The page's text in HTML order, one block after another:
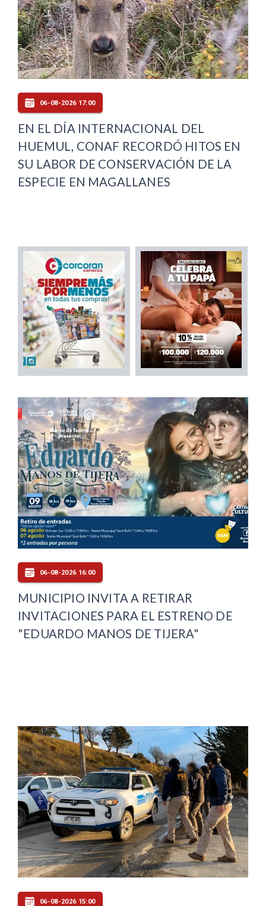
06-08-2026 17:00
EN EL DÍA INTERNACIONAL DEL
HUEMUL, CONAF RECORDÓ HITOS EN
SU LABOR DE CONSERVACIÓN DE LA
ESPECIE EN MAGALLANES
06-08-2026 16:00
MUNICIPIO INVITA A RETIRAR
INVITACIONES PARA EL ESTRENO DE
"EDUARDO MANOS DE TIJERA"
06-08-2026 15:00